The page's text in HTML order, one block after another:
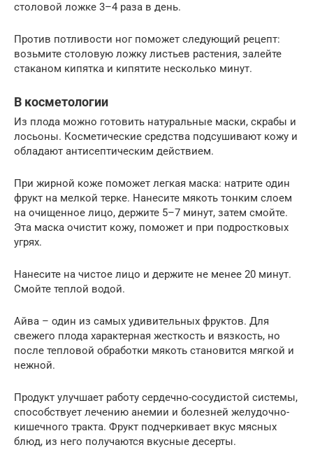
столовой ложке 3–4 раза в день.
Против потливости ног поможет следующий рецепт:
возьмите столовую ложку листьев растения, залейте
стаканом кипятка и кипятите несколько минут.
В косметологии
Из плода можно готовить натуральные маски, скрабы и
лосьоны. Косметические средства подсушивают кожу и
обладают антисептическим действием.
При жирной коже поможет легкая маска: натрите один
фрукт на мелкой терке. Нанесите мякоть тонким слоем
на очищенное лицо, держите 5–7 минут, затем смойте.
Эта маска очистит кожу, поможет и при подростковых
угрях.
Нанесите на чистое лицо и держите не менее 20 минут.
Смойте теплой водой.
Айва – один из самых удивительных фруктов. Для
свежего плода характерная жесткость и вязкость, но
после тепловой обработки мякоть становится мягкой и
нежной.
Продукт улучшает работу сердечно-сосудистой системы,
способствует лечению анемии и болезней желудочно-
кишечного тракта. Фрукт подчеркивает вкус мясных
блюд, из него получаются вкусные десерты.